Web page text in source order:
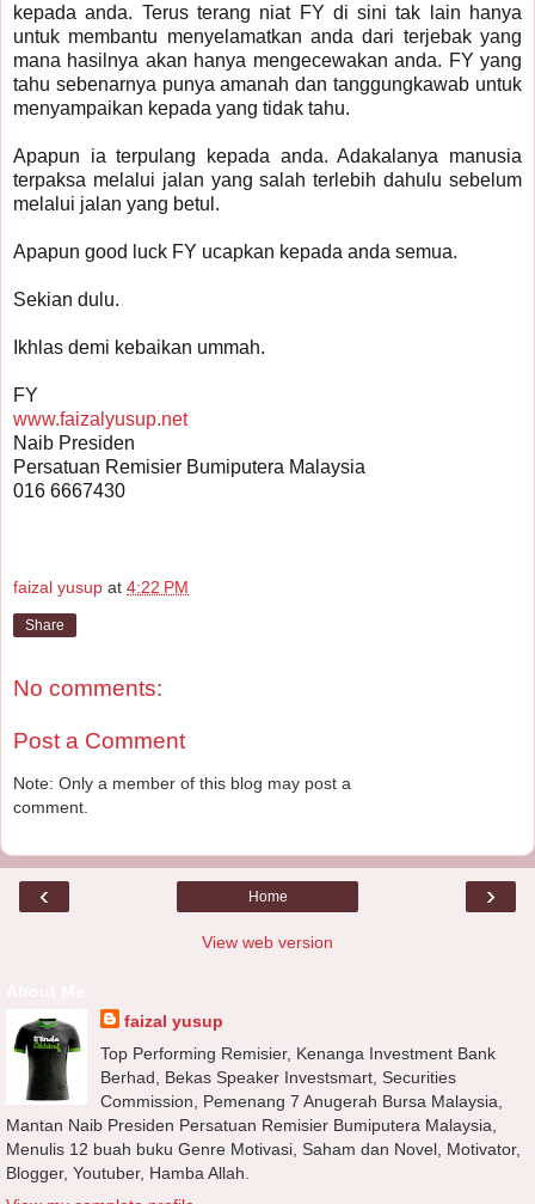
kepada anda. Terus terang niat FY di sini tak lain hanya
untuk membantu menyelamatkan anda dari terjebak yang
mana hasilnya akan hanya mengecewakan anda. FY yang
tahu sebenarnya punya amanah dan tanggungkawab untuk
menyampaikan kepada yang tidak tahu.
Apapun ia terpulang kepada anda. Adakalanya manusia
terpaksa melalui jalan yang salah terlebih dahulu sebelum
melalui jalan yang betul.
Apapun good luck FY ucapkan kepada anda semua.
Sekian dulu.
Ikhlas demi kebaikan ummah.
FY
www.faizalyusup.net
Naib Presiden
Persatuan Remisier Bumiputera Malaysia
016 6667430
faizal yusup at 4:22 PM
Share
No comments:
Post a Comment
Note: Only a member of this blog may post a
comment.
‹ ›
Home
View web version
faizal yusup
Top Performing Remisier, Kenanga Investment Bank
Berhad, Bekas Speaker Investsmart, Securities
Commission, Pemenang 7 Anugerah Bursa Malaysia,
Mantan Naib Presiden Persatuan Remisier Bumiputera Malaysia,
Menulis 12 buah buku Genre Motivasi, Saham dan Novel, Motivator,
Blogger, Youtuber, Hamba Allah.